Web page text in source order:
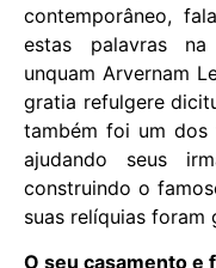
contemporâneo,
estas palavras
unquam Arvernam
gratia refulgere
também foi um dos
ajudando seus
construindo o
suas relíquias foram
O seu casamento e